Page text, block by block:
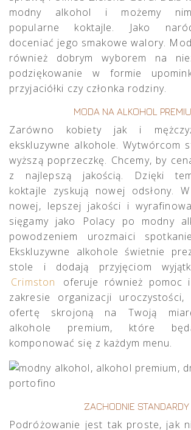
modny alkohol i możemy
popularne koktajle. Jako
doceniać jego smakowe walory.
również dobrym wyborem na
podziękowanie w formie
przyjaciółki czy członka rodziny.
MODA NA ALKOHOL
Zarówno kobiety jak i
ekskluzywne alkohole. Wytwórcom
wyższą poprzeczkę. Chcemy, by
z najlepszą jakością. Dzięki
koktajle zyskują nowej odsłony.
nowej, lepszej jakości i
sięgamy jako Polacy po modny
powodzeniem urozmaici
Ekskluzywne alkohole świetnie
stole i dodają przyjęciom
Crimston
oferuje również pomoc
zakresie organizacji uroczystości,
ofertę skrojoną na Twoją
alkohole premium, które
komponować się z każdym menu.
ZACHODNIE STANDARDY
Podróżowanie jest tak proste, jak